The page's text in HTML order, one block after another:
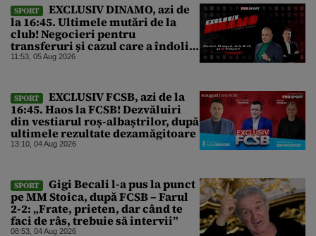
SPORT
EXCLUSIV DINAMO, azi de
la 16:45. Ultimele mutări de la
club! Negocieri pentru
transferuri și cazul care a îndoliat
Dinamo
11:53, 05 Aug 2026
SPORT
EXCLUSIV FCSB, azi de la
16:45. Haos la FCSB! Dezvăluiri
din vestiarul roș-albaștrilor, după
ultimele rezultate dezamăgitoare
13:10, 04 Aug 2026
SPORT
Gigi Becali l-a pus la punct
pe MM Stoica, după FCSB – Farul
2-2: „Frate, prieten, dar când te
faci de râs, trebuie să intervii”
08:53, 04 Aug 2026